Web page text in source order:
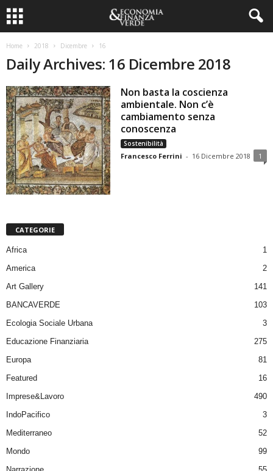
Home 2018 Dicembre 16
Daily Archives: 16 Dicembre 2018
Non basta la coscienza
ambientale. Non c’è
cambiamento senza
conoscenza
Sostenibilità
Francesco Ferrini - 16 Dicembre 2018 1
CATEGORIE
Africa
1
America
2
Art Gallery
141
BANCAVERDE
103
Ecologia Sociale Urbana
3
Educazione Finanziaria
275
Europa
81
Featured
16
Imprese&Lavoro
490
IndoPacifico
3
Mediterraneo
52
Mondo
99